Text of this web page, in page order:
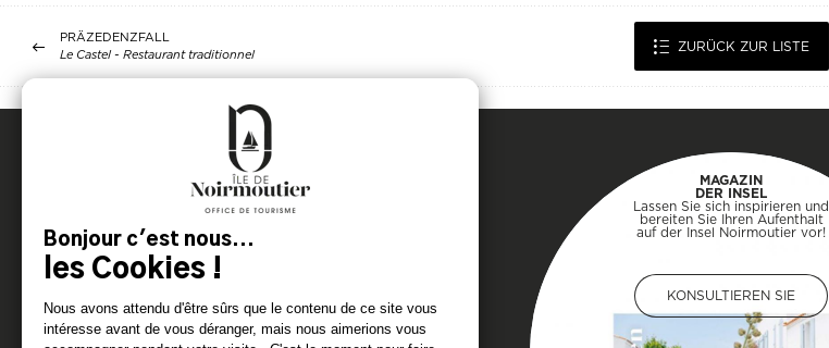
PRÄZEDENZFALL
Le Castel - Restaurant traditionnel
ZURÜCK ZUR LISTE
MAGAZIN
DER INSEL
Lassen Sie sich inspirieren und
bereiten Sie Ihren Aufenthalt
auf der Insel Noirmoutier vor!
KONSULTIEREN SIE
KONSULTIEREN SIE